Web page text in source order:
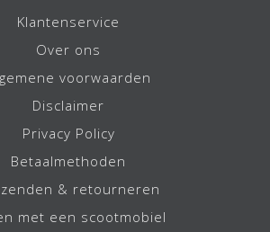
Klantenservice
Over ons
voorwaarden
Disclaimer
Privacy Policy
Betaalmethoden
& retourneren
met een scootmobiel